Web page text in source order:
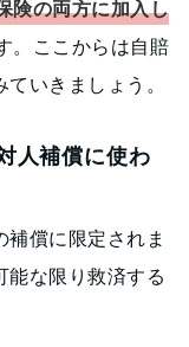
険の両方に加入し
。ここからは自賠
いきましょう。
人補償に使わ
償に限定されま
能な限り救済する